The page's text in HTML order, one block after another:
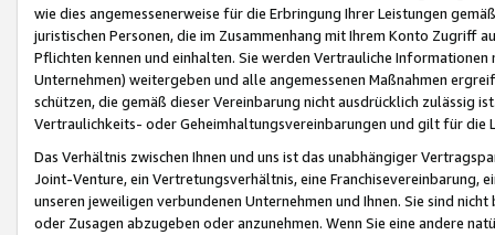
wie dies angemessenerweise für die Erbringung Ihrer Leistungen
juristischen Personen, die im Zusammenhang mit Ihrem Konto
Pflichten kennen und einhalten. Sie werden Vertrauliche
Unternehmen) weitergeben und alle angemessenen Maßnahmen
schützen, die gemäß dieser Vereinbarung nicht ausdrücklich zulässig
Vertraulichkeits- oder Geheimhaltungsvereinbarungen und gilt für die
Das Verhältnis zwischen Ihnen und uns ist das unabhängiger
Joint-Venture, ein Vertretungsverhältnis, eine Franchisevereinbarung,
unseren jeweiligen verbundenen Unternehmen und Ihnen. Sie sind
oder Zusagen abzugeben oder anzunehmen. Wenn Sie eine andere